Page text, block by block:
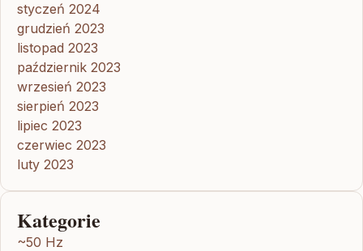
styczeń 2024
grudzień 2023
listopad 2023
październik 2023
wrzesień 2023
sierpień 2023
lipiec 2023
czerwiec 2023
luty 2023
Kategorie
~50 Hz